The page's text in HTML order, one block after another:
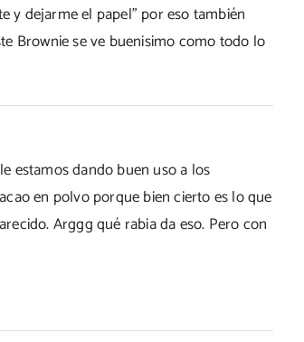
y dejarme el papel" por eso también
Brownie se ve buenisimo como todo lo
estamos dando buen uso a los
en polvo porque bien cierto es lo que
Arggg qué rabia da eso. Pero con